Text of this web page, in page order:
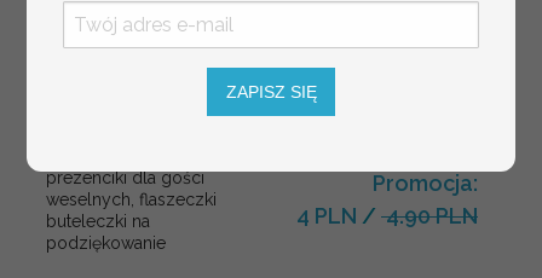
prezenciki dla gości
weselnych, flaszeczki
buteleczki na
podziękowanie
Promocja:
4 PLN / 4.90 PLN
ZAPISZ SIĘ